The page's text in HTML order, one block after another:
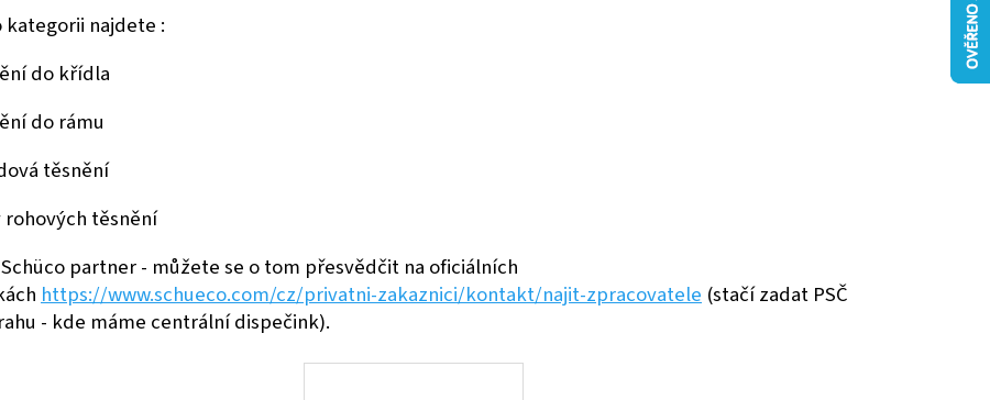
kategorii najdete :
do křídla
do rámu
těsnění
rohových těsnění
partner - můžete se o tom přesvědčit na oficiálních
https://www.schueco.com/cz/privatni-zakaznici/kontakt/najit-zpracovatele (stačí zadat PSČ
- kde máme centrální dispečink).